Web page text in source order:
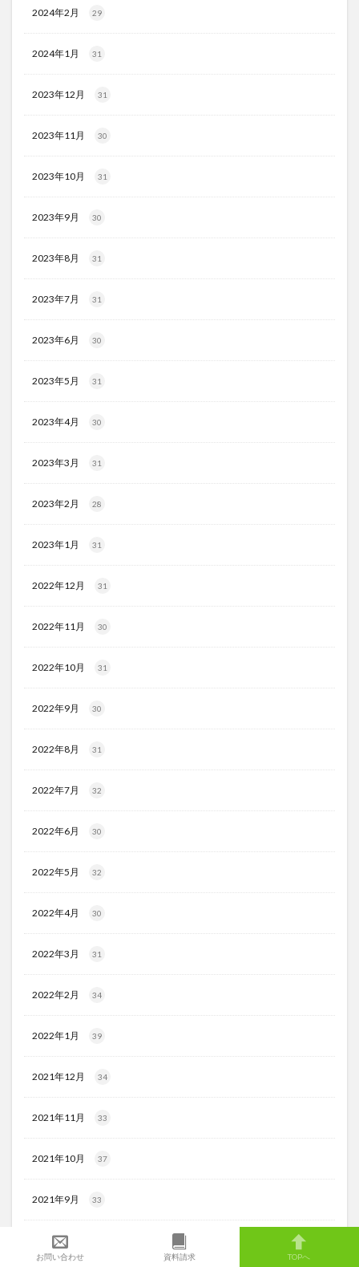
2024年2月 29
2024年1月 31
2023年12月 31
2023年11月 30
2023年10月 31
2023年9月 30
2023年8月 31
2023年7月 31
2023年6月 30
2023年5月 31
2023年4月 30
2023年3月 31
2023年2月 28
2023年1月 31
2022年12月 31
2022年11月 30
2022年10月 31
2022年9月 30
2022年8月 31
2022年7月 32
2022年6月 30
2022年5月 32
2022年4月 30
2022年3月 31
2022年2月 34
2022年1月 39
2021年12月 34
2021年11月 33
2021年10月 37
2021年9月 33
2021年8月
お問い合わせ
資料請求 TOPへ